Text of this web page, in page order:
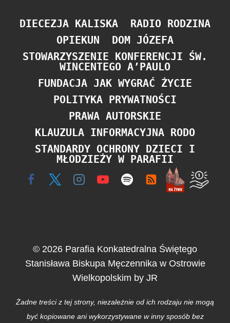
DIECEZJA KALISKA
RADIO RODZINA
OPIEKUN
DOM JÓZEFA
STOWARZYSZENIE KONFERENCJI ŚW.
WINCENTEGO A’PAULO
FUNDACJA JAK WYGRAĆ ŻYCIE
POLITYKA PRYWATNOŚCI
PRAWA AUTORSKIE
KLAUZULA INFORMACYJNA RODO
STANDARDY OCHRONY DZIECI I
MŁODZIEŻY W PARAFII
© 2026 Parafia Konkatedralna Świętego
Stanisława Biskupa Męczennika w Ostrowie
Wielkopolskim by JR
Żadne treści z tej strony, niezależnie od ich rodzaju nie mogą
być kopiowane ani wykorzystywane w inny sposób bez